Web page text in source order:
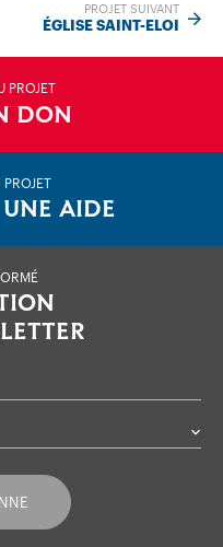
PROJET SUIVANT
ÉGLISE SAINT-ELOI
PROJET
DON
PROJET
AIDE